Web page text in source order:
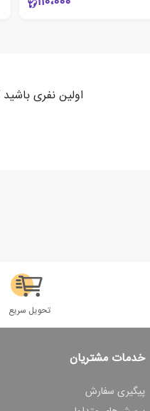
اولین نفری
تحویل سریع
خدمات مشتریان
پیگیری سفارش